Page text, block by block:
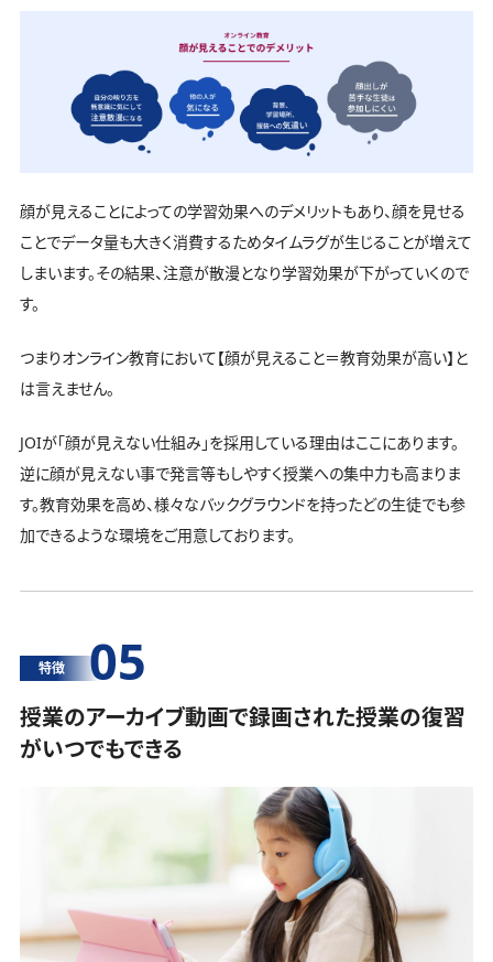
顔が見えることによっての学習効果へのデメリットもあり、顔を見せる
ことでデータ量も大きく消費するためタイムラグが生じることが増えて
しまいます。その結果、注意が散漫となり学習効果が下がっていくので
す。
つまりオンライン教育において【顔が見えること＝教育効果が高い】と
は言えません。
JOIが「顔が見えない仕組み」を採用している理由はここにあります。
逆に顔が見えない事で発言等もしやすく授業への集中力も高まりま
す。教育効果を高め、様々なバックグラウンドを持ったどの生徒でも参
加できるような環境をご用意しております。
特徴 05
授業のアーカイブ動画で録画された授業の復習
がいつでもできる